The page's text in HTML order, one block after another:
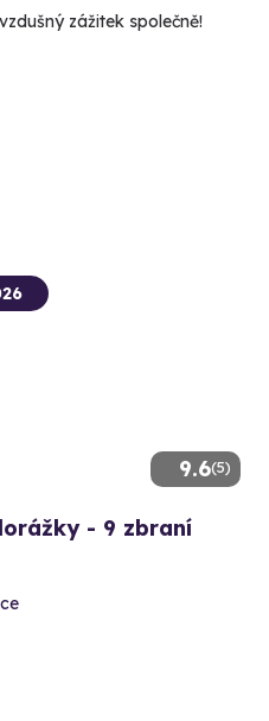
zážitek společně!
9.6(5)
- 9 zbraní